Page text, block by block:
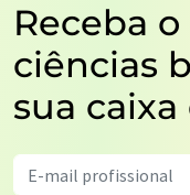
Receba
ciências
sua